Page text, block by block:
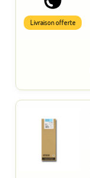
Livraison offerte